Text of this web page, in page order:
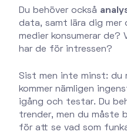
Du behöver också
data, samt lära dig mer
medier konsumerar de?
har de för intressen?
Sist men inte minst: du
kommer nämligen
igång och testar. Du
trender, men du måste
för att se vad som